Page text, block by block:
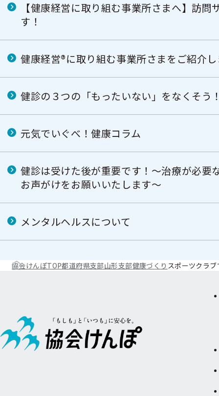
【健康経営に取り組む事業所さまへ】訪問
す！
健康経営®に取り組む事業所さまをご紹介し
健診の３つの「もったいない」をなくそう！
元気でいぐべ！健康コラム
健診は受けた後が重要です！～治療が必要
お声がけをお願いいたします～
メンタルヘルスについて
協会けんぽTOP都道府県支部山形支部健康づくり スポーツクラ